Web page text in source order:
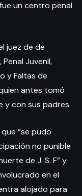
un centro penal
juez de de
Juvenil,
y Faltas de
antes tomó
con sus padres.
“se pudo
no punible
de J. S. F” y
en el
alojado para